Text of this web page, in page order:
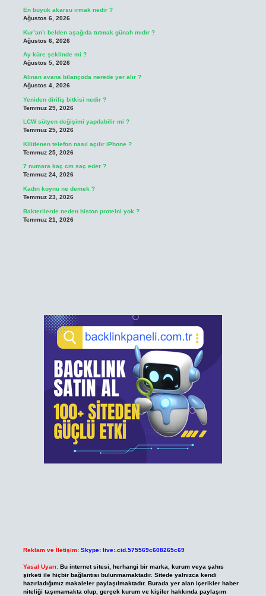
En büyük akarsu ırmak nedir ?
Ağustos 6, 2026
Kur’an’ı belden aşağıda tutmak günah mıdır ?
Ağustos 6, 2026
Ay küre şeklinde mi ?
Ağustos 5, 2026
Alınan avans bilançoda nerede yer alır ?
Ağustos 4, 2026
Yeniden diriliş bitkisi nedir ?
Temmuz 29, 2026
LCW sütyen değişimi yapılabilir mi ?
Temmuz 25, 2026
Kilitlenen telefon nasıl açılır iPhone ?
Temmuz 25, 2026
7 numara kaç cm saç eder ?
Temmuz 24, 2026
Kadın koynu ne demek ?
Temmuz 23, 2026
Bakterilerde neden histon proteini yok ?
Temmuz 21, 2026
Reklam ve İletişim: Skype: live:.cid.575569c608265c69
Yasal Uyarı: Bu internet sitesi, herhangi bir marka, kurum veya şahıs
şirketi ile hiçbir bağlantısı bulunmamaktadır. Sitede yalnızca kendi
hazırladığımız makaleler paylaşılmaktadır. Burada yer alan içerikler haber
niteliği taşımamakta olup, gerçek kurum ve kişiler hakkında paylaşım